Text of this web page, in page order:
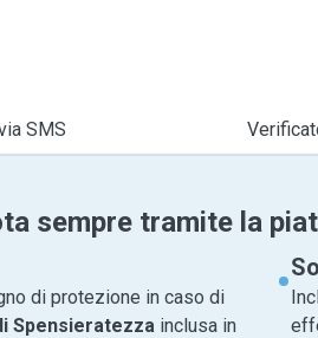
SMS
sempre tramite la
di protezione in caso di
Spensieratezza inclusa in